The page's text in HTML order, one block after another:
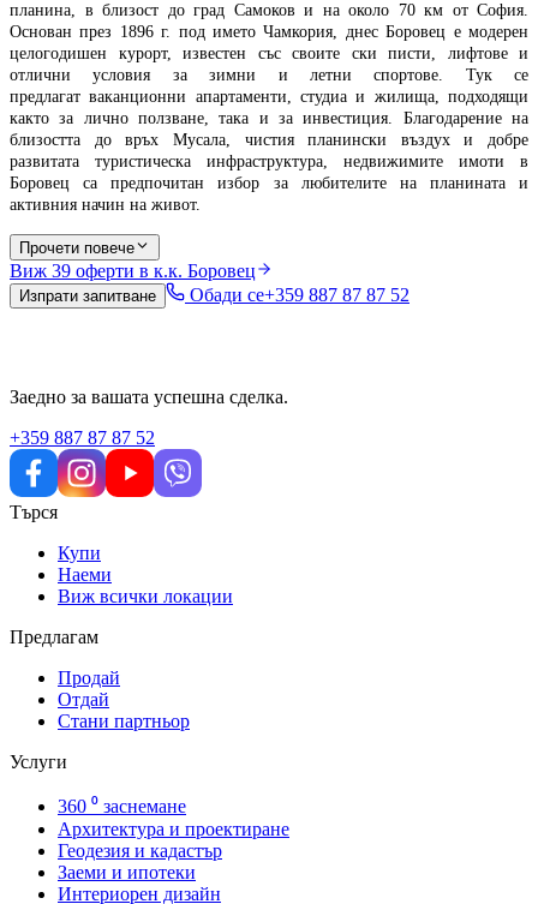
планина, в близост до град Самоков и на около 70 км от София.
Основан през 1896 г. под името Чамкория, днес Боровец е модерен
целогодишен курорт, известен със своите ски писти, лифтове и
отлични условия за зимни и летни спортове. Тук се
предлагат ваканционни апартаменти, студиа и жилища, подходящи
както за лично ползване, така и за инвестиция. Благодарение на
близостта до връх Мусала, чистия планински въздух и добре
развитата туристическа инфраструктура, недвижимите имоти в
Боровец са предпочитан избор за любителите на планината и
активния начин на живот.
Прочети повече
Виж 39 оферти в к.к. Боровец
Изпрати запитване Обади се+359 887 87 87 52
Заедно за вашата успешна сделка.
+359 887 87 87 52
Търся
Купи
Наеми
Виж всички локации
Предлагам
Продай
Отдай
Стани партньор
Услуги
360 ⁰ заснемане
Архитектура и проектиране
Геодезия и кадастър
Заеми и ипотеки
Интериорен дизайн